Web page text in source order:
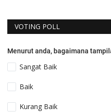
VOTING POLL
Menurut anda, bagaimana
Sangat Baik
Baik
Kurang Baik